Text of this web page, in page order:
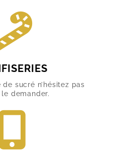
sucré n’hésitez pas
le demander.